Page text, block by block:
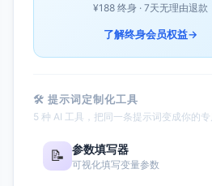
¥188 终身 · 7天无理由退款
了解终身会员权益→
🛠 提示词定制化工具
5 种 AI 工具，把同一条提示词变成你的
📝 参数填写器
可视化填写变量参数